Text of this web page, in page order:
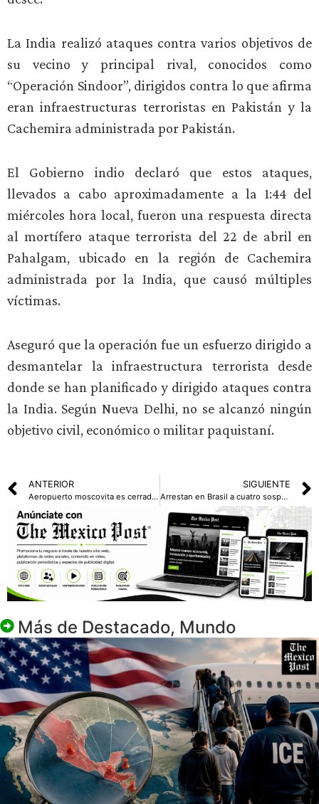
La India realizó ataques contra varios objetivos de
su vecino y principal rival, conocidos como
“Operación Sindoor”, dirigidos contra lo que afirma
eran infraestructuras terroristas en Pakistán y la
Cachemira administrada por Pakistán.
El Gobierno indio declaró que estos ataques,
llevados a cabo aproximadamente a la 1:44 del
miércoles hora local, fueron una respuesta directa
al mortífero ataque terrorista del 22 de abril en
Pahalgam, ubicado en la región de Cachemira
administrada por la India, que causó múltiples
víctimas.
Aseguró que la operación fue un esfuerzo dirigido a
desmantelar la infraestructura terrorista desde
donde se han planificado y dirigido ataques contra
la India. Según Nueva Delhi, no se alcanzó ningún
objetivo civil, económico o militar paquistaní.
ANTERIOR
Aeropuerto moscovita es cerrado por ataque de drones ucranianos
SIGUIENTE
Arrestan en Brasil a cuatro sospechosos de un cuádruple homicidio en una cancha de fútbol
Más de Destacado, Mundo